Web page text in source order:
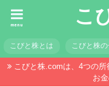
こ
menu
こびと株とは こびと株の
こびと株.comは、4つの
お